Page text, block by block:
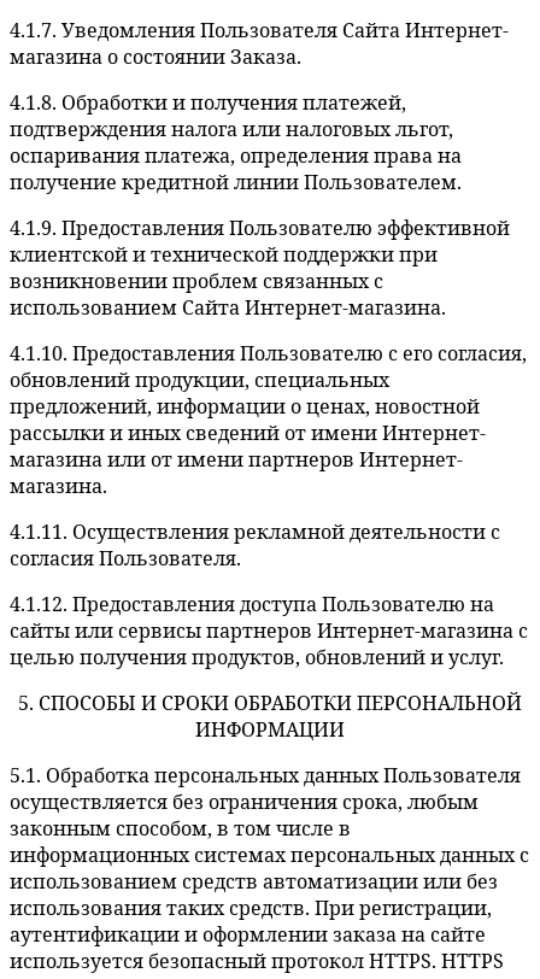
4.1.7. Уведомления Пользователя Сайта Интернет-
магазина о состоянии Заказа.
4.1.8. Обработки и получения платежей,
подтверждения налога или налоговых льгот,
оспаривания платежа, определения права на
получение кредитной линии Пользователем.
4.1.9. Предоставления Пользователю эффективной
клиентской и технической поддержки при
возникновении проблем связанных с
использованием Сайта Интернет-магазина.
4.1.10. Предоставления Пользователю с его согласия,
обновлений продукции, специальных
предложений, информации о ценах, новостной
рассылки и иных сведений от имени Интернет-
магазина или от имени партнеров Интернет-
магазина.
4.1.11. Осуществления рекламной деятельности с
согласия Пользователя.
4.1.12. Предоставления доступа Пользователю на
сайты или сервисы партнеров Интернет-магазина с
целью получения продуктов, обновлений и услуг.
5. СПОСОБЫ И СРОКИ ОБРАБОТКИ ПЕРСОНАЛЬНОЙ
ИНФОРМАЦИИ
5.1. Обработка персональных данных Пользователя
осуществляется без ограничения срока, любым
законным способом, в том числе в
информационных системах персональных данных с
использованием средств автоматизации или без
использования таких средств. При регистрации,
аутентификации и оформлении заказа на сайте
используется безопасный протокол HTTPS. HTTPS